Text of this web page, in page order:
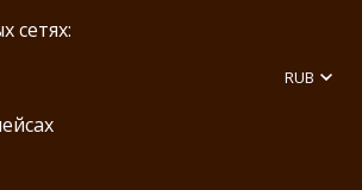
сетях:
RUB